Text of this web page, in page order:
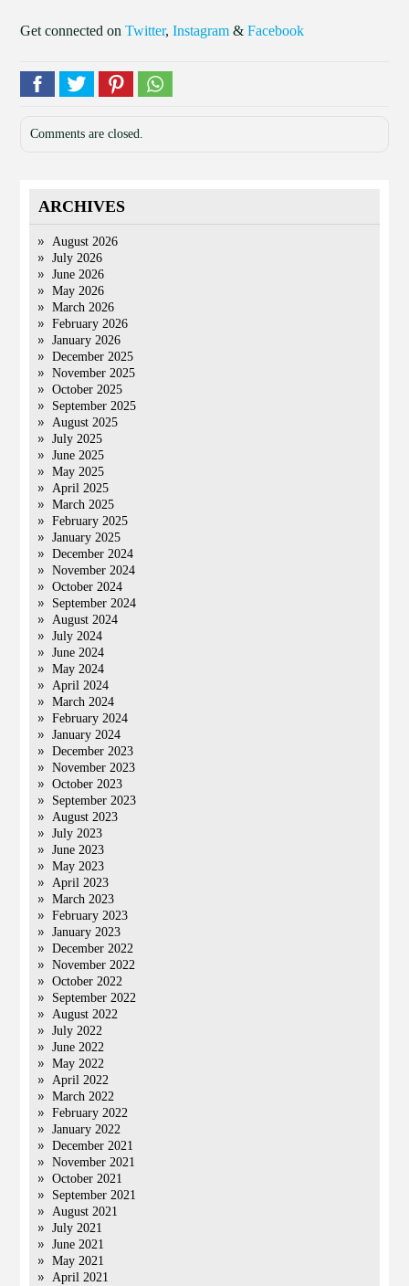
Get connected onTwitter,Instagram &Facebook
Comments are closed.
ARCHIVES
August 2026
July 2026
June 2026
May 2026
March 2026
February 2026
January 2026
December 2025
November 2025
October 2025
September 2025
August 2025
July 2025
June 2025
May 2025
April 2025
March 2025
February 2025
January 2025
December 2024
November 2024
October 2024
September 2024
August 2024
July 2024
June 2024
May 2024
April 2024
March 2024
February 2024
January 2024
December 2023
November 2023
October 2023
September 2023
August 2023
July 2023
June 2023
May 2023
April 2023
March 2023
February 2023
January 2023
December 2022
November 2022
October 2022
September 2022
August 2022
July 2022
June 2022
May 2022
April 2022
March 2022
February 2022
January 2022
December 2021
November 2021
October 2021
September 2021
August 2021
July 2021
June 2021
May 2021
April 2021